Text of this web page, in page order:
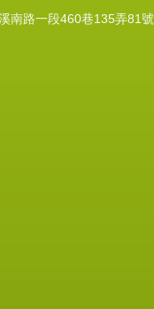
南路一段460巷135弄81號